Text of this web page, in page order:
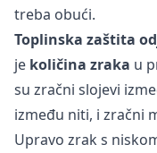
treba obući.
Toplinska zaštita
je količina zraka u
su zračni slojevi
između niti, i zračni
Upravo zrak s